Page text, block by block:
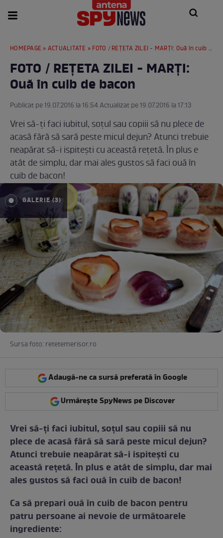
HOMEPAGE » ACTUALITATE » FOTO / REŢETA ZILEI - MARŢI: Ouă în cuib de bacon
FOTO / REŢETA ZILEI - MARŢI:
Ouă în cuib de bacon
Publicat pe 19.07.2016 la 16:54 Actualizat pe 19.07.2016 la 17:13
Vrei să-ţi faci iubitul, soţul sau copiii să nu plece de
acasă fără să sară peste micul dejun? Atunci trebuie
neapărat să-i ispiteşti cu această reţetă. În plus e
atât de simplu, dar mai ales gustos să faci ouă în
cuib de bacon!
GALERIE (3)
Sursa foto: retetemerisor.ro
Adaugă-ne ca sursă preferată în Google
Urmărește SpyNews pe Discover
Vrei să-ţi faci iubitul, soţul sau copiii să nu
plece de acasă fără să sară peste micul dejun?
Atunci trebuie neapărat să-i ispiteşti cu
această reţetă. În plus e atât de simplu, dar mai
ales gustos să faci ouă în cuib de bacon!
Ca să prepari ouă în cuib de bacon pentru
patru persoane ai nevoie de următoarele
ingrediente: